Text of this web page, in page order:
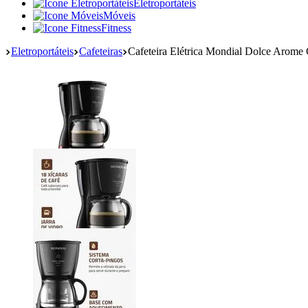
Eletroportáteis
Móveis
Fitness
Eletroportáteis Cafeteiras Cafeteira Elétrica Mondial Dolce Arome